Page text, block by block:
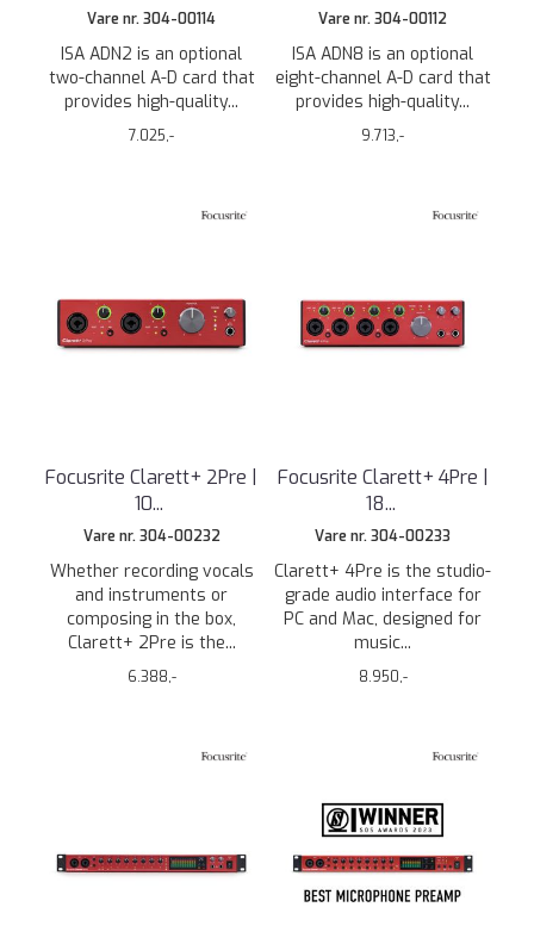
Vare nr. 304-00114
ISA ADN2 is an optional
two-channel A-D card that
provides high-quality...
7.025,-
Vare nr. 304-00112
ISA ADN8 is an optional
eight-channel A-D card that
provides high-quality...
9.713,-
Focusrite Clarett+ 2Pre |
10...
Vare nr. 304-00232
Whether recording vocals
and instruments or
composing in the box,
Clarett+ 2Pre is the...
6.388,-
Focusrite Clarett+ 4Pre |
18...
Vare nr. 304-00233
Clarett+ 4Pre is the studio-
grade audio interface for
PC and Mac, designed for
music...
8.950,-